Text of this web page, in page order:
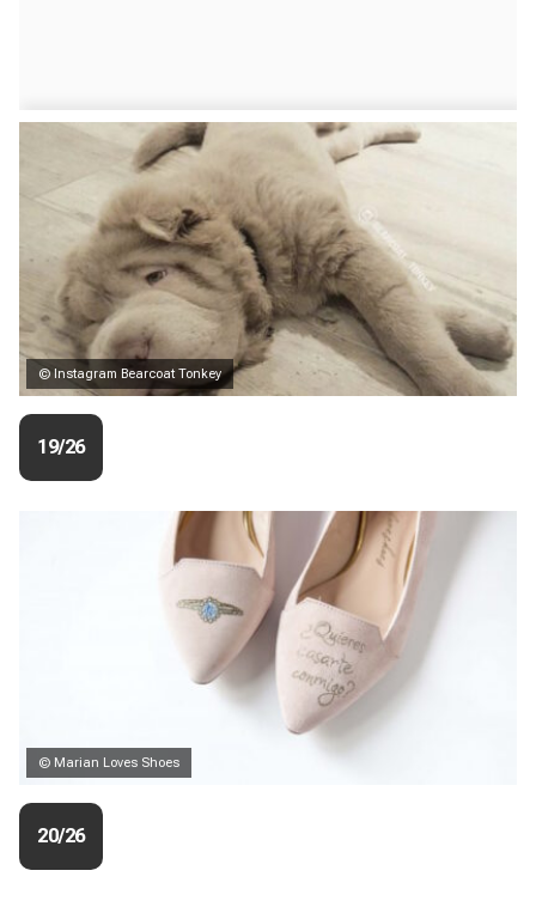
© Instagram Bearcoat Tonkey
19/26
© Marian Loves Shoes
20/26